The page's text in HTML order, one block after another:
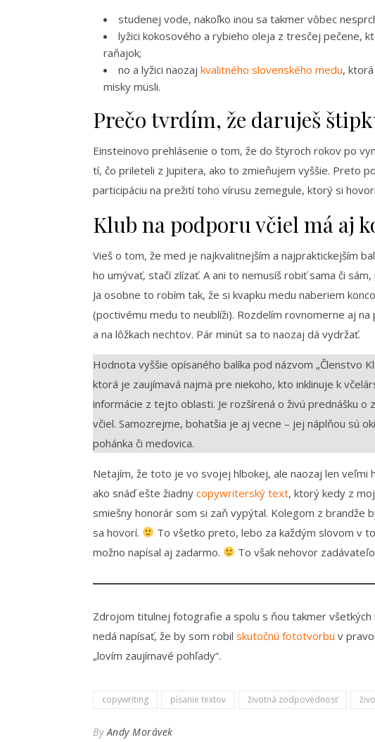
studenej vode, nakoľko inou sa takmer vôbec
lyžici kokosového a rybieho oleja z tresčej pečene,
raňajok;
no a lyžici naozaj kvalitného slovenského medu,
misky müsli.
Prečo tvrdím, že daruješ
Einsteinovo prehlásenie o tom, že do štyroch rokov po
tí, čo prileteli z Jupitera, ako to zmieňujem vyššie. Preto
participáciu na prežití toho vírusu zemegule, ktorý si
Klub na podporu včiel má aj
Vieš o tom, že med je najkvalitnejším a najpraktickejším
ho umývať, stačí zlízať. A ani to nemusíš robiť sama či
Ja osobne to robím tak, že si kvapku medu naberiem
(poctivému medu to neublíži). Rozdelím rovnomerne aj
a na lôžkach nechtov. Pár minút sa to naozaj dá vydržať.
Hodnota vyššie opísaného balíka pod názvom „Členstvo
ktorá je zaujímavá najmä pre niekoho, kto inklinuje k
informácie z tejto oblasti. Je rozšírená o živú prednášku o
včiel. Samozrejme, bohatšia je aj vecne – jej náplňou sú
pohánka či medovica.
Netajím, že toto je vo svojej hlbokej, ale naozaj len veľmi
ako snáď ešte žiadny copywriterský text, ktorý kedy z
smiešny honorár som si zaň vypýtal. Kolegom z brandže
sa hovorí.
To všetko preto, lebo za každým slovom v
možno napísal aj zadarmo.
To však nehovor
Zdrojom titulnej fotografie a spolu s ňou takmer
nedá napísať, že by som robil skutočnú fototvorbu v
„lovím zaujímavé pohľady“.
copywriting písanie textov životná zodpovednosť
By Andy Morávek